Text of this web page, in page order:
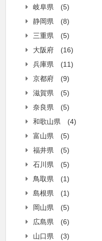
岐阜県
(5)
静岡県
(8)
三重県
(5)
大阪府
(16)
兵庫県
(11)
京都府
(9)
滋賀県
(5)
奈良県
(5)
和歌山県
(4)
富山県
(5)
福井県
(5)
石川県
(5)
鳥取県
(1)
島根県
(1)
岡山県
(5)
広島県
(6)
山口県
(3)